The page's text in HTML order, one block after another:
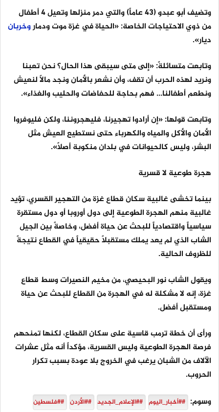
وتضيف أبو عبدو (43 عاماً) والتي دمر منزلها وتعيل 4 أطفال
من ذوي الاحتياجات الخاصة: «الحياة في غزة موت ودماروخربان
ديار».
وتابعت متسائلةً: «إلى متى سيبقى هذا الحال؟ نحن تعبنا
ونريد لهذه الحرب أن تقف، وأن نشعر بالأمان ونجد مالاً لنعيش
ونطعم أطفالنا... فهم بحاجة للحفاضات والحليب والغذاء».
وتابعت قولها: «إن أرادوا تهجيرنا، فليهجروننا، ولكن فليوفروا
الأمان والأكل والمياه والكهرباء حتى نستطيع العيش مثل
البشر، وليس كالحيوانات في بلدان منكوبة أصلاً».
هجرة طوعية لا قسرية
بينما تخشى غالبية سكان قطاع غزة من التهجير القسري، تؤيد
غالبية منهم الهجرة الطوعية إلى دول أوروبا أو دول مستقرة
سياسياً واقتصادياً للبحث عن حياة أفضل، وخاصةً بين الجيل
الشاب الذي لم يعد يملك مستقبلاً حقيقياً في القطاع نتيجةً
للظروف الحالية.
ويقول الشاب نور البحيصي، من مخيم النصيرات وسط قطاع
غزة، إنه لا مشكلة له في الهجرة من القطاع للبحث عن حياة
ومستقبل أفضل.
ورأى أن خطة ترمب قاسية على سكان القطاع، لكنها تمنحهم
فرصة الهجرة الطوعية وليس القسرية، مؤكداً أنه مثل عشرات
الآلاف من الشبان يرغب في الخروج بلا عودة بسبب تكرار
الحروب.
وسوم: ##أخبار_اليوم ##الإعلام_الجديد ##الأردن ##فلسطين